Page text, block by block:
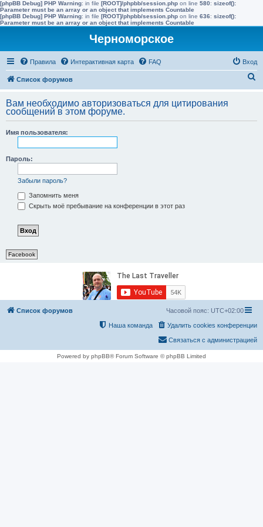
[phpBB Debug] PHP Warning: in file [ROOT]/phpbb/session.php on line 580: sizeof():
Parameter must be an array or an object that implements Countable
[phpBB Debug] PHP Warning: in file [ROOT]/phpbb/session.php on line 636: sizeof():
Parameter must be an array or an object that implements Countable
Черноморское
Правила Интерактивная карта FAQ Вход
Список форумов
с
Вам необходимо авторизоваться для цитирования
сообщений в этом форуме.
Имя пользователя:
Пароль:
Забыли пароль?
Запомнить меня
Скрыть моё пребывание на конференции в этот раз
Facebook
Список форумов Часовой пояс: UTC+02:00
Удалить cookies конференции
Наша команда
Связаться с администрацией
Powered by phpBB® Forum Software © phpBB Limited